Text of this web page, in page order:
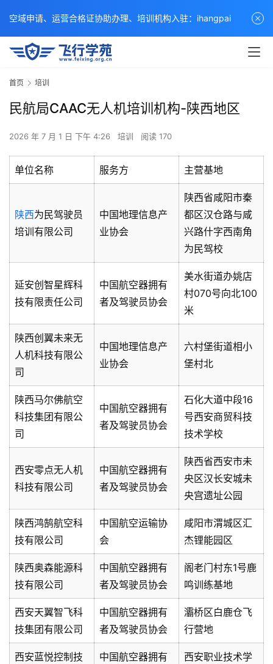
首页 培训
民航局CAAC无人机培训机构-陕西地区
2026 年 7 月 1 日 下午 4:26 培训 阅读 170
单位名称 服务方 主营基地
陕西为民驾驶员
培训有限公司
中国地理信息产
业协会
陕西省咸阳市秦
都区汉仓路与咸
兴路什字西南角
为民驾校
延安创智星辉科
技有限责任公司
中国航空器拥有
者及驾驶员协会
美水街道办姚店
村070号向北100
米
陕西创翼未来无
人机科技有限公
司
中国地理信息产
业协会
六村堡街道相小
堡村北
陕西马尔佛航空
科技集团有限公
司
中国航空器拥有
者及驾驶员协会
石化大道中段16
号西安商贸科技
技术学校
西安零点无人机
科技有限公司
中国航空器拥有
者及驾驶员协会
陕西省西安市未
央区汉长安城未
央宫遗址公园
陕西鸿鹄航空科
技有限公司
中国航空运输协
会
咸阳市渭城区汇
杰锂能园区
陕西奥森能源科
技有限公司
中国航空器拥有
者及驾驶员协会
阁老门村东1号鹿
鸣训练基地
西安天翼智飞科
技集团有限公司
中国航空器拥有
者及驾驶员协会
灞桥区白鹿仓飞
行营地
西安蓝悦控制技
中国航空器拥有
西安职业技术学
空域申请、运营合格证协助办理、培训机构入驻：ihangpai